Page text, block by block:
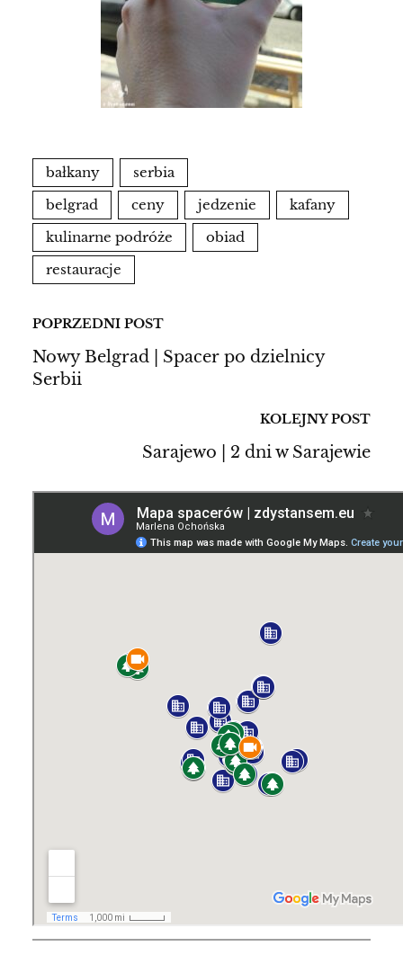
bałkany
serbia
belgrad
ceny jedzenie
kafany
kulinarne podróże
obiad
restauracje
POPRZEDNI POST
Nowy Belgrad | Spacer po dzielnicy
Serbii
KOLEJNY POST
Sarajewo | 2 dni w Sarajewie